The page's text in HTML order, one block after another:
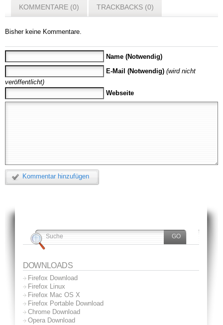
KOMMENTARE (0) TRACKBACKS (0)
Bisher keine Kommentare.
Name (Notwendig)
E-Mail (Notwendig) (wird nicht
veröffentlicht)
Webseite
Kommentar hinzufügen
DOWNLOADS
Firefox Download
Firefox Linux
Firefox Mac OS X
Firefox Portable Download
Chrome Download
Opera Download